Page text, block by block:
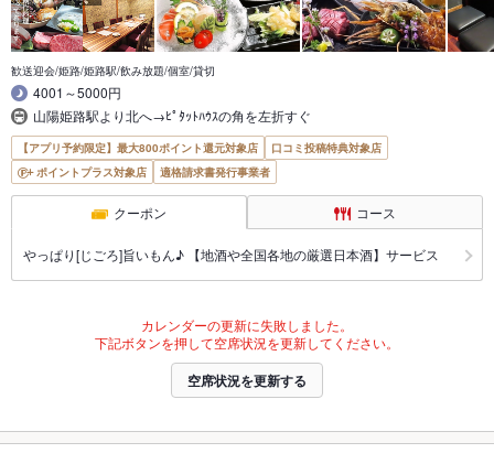
歓送迎会/姫路/姫路駅/飲み放題/個室/貸切
4001～5000円
山陽姫路駅より北へ→ﾋﾟﾀｯﾄﾊｳｽの角を左折すぐ
【アプリ予約限定】最大800ポイント還元対象店
口コミ投稿特典対象店
ポイントプラス対象店
適格請求書発行事業者
クーポン コース
やっぱり[じごろ]旨いもん♪ 【地酒や全国各地の厳選日本酒】サービス
カレンダーの更新に失敗しました。
下記ボタンを押して空席状況を更新してください。
空席状況を更新する